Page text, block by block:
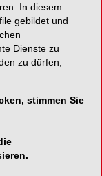
In diesem
gebildet und
Dienste zu
zu dürfen,
stimmen Sie